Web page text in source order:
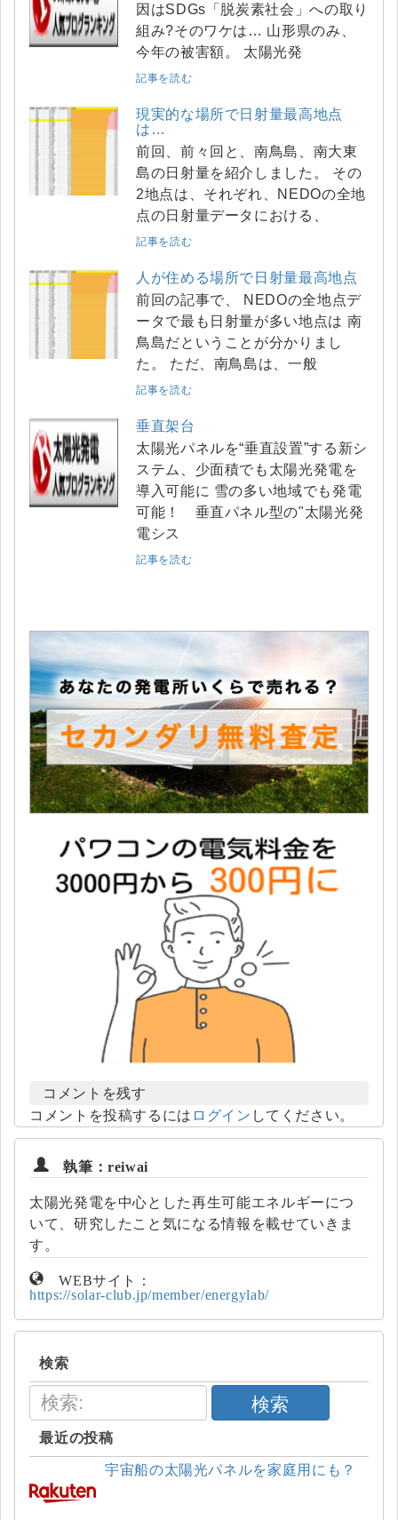
因はSDGs「脱炭素社会」への取り
組み?そのワケは… 山形県のみ、
今年の被害額。 太陽光発
記事を読む
現実的な場所で日射量最高地点
は…
前回、前々回と、南鳥島、南大東
島の日射量を紹介しました。 その
2地点は、それぞれ、NEDOの全地
点の日射量データにおける、
記事を読む
人が住める場所で日射量最高地点
前回の記事で、 NEDOの全地点デ
ータで最も日射量が多い地点は 南
鳥島だということが分かりまし
た。 ただ、南鳥島は、一般
記事を読む
垂直架台
太陽光パネルを“垂直設置”する新シ
ステム、少面積でも太陽光発電を
導入可能に 雪の多い地域でも発電
可能！ 垂直パネル型の"太陽光発
電シス
記事を読む
コメントを残す
コメントを投稿するには ログイン してください。
執筆：reiwai
太陽光発電を中心とした再生可能エネルギーにつ
いて、研究したこと気になる情報を載せていきま
す。
WEBサイト：
https://solar-club.jp/member/energylab/
検索
検索
最近の投稿
宇宙船の太陽光パネルを家庭用にも？